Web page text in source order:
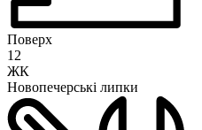
Поверх
12
ЖК
Новопечерські липки